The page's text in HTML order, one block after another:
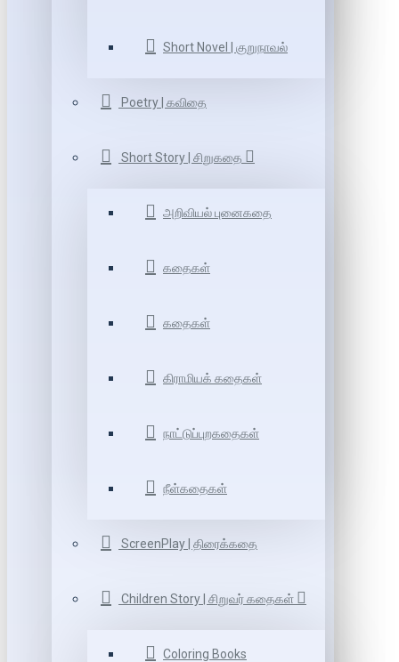
Short Novel | குறுநாவல்
Poetry | கவிதை
Short Story | சிறுகதை
அறிவியல் புனைகதை
கதைகள்
கதைகள்
கிராமியக் கதைகள்
நாட்டுப்புறகதைகள்
நீள்கதைகள்
ScreenPlay | திரைக்கதை
Children Story | சிறுவர் கதைகள்
Coloring Books